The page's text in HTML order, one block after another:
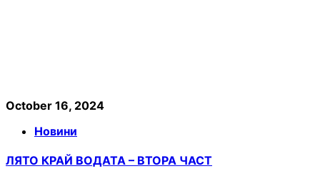
October 16, 2024
Новини
ЛЯТО КРАЙ ВОДАТА – ВТОРА ЧАСТ